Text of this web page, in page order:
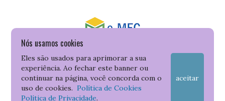
Nós usamos cookies
Eles são usados para aprimorar a sua
experiência. Ao fechar este banner ou
continuar na página, você concorda com o
uso de cookies.Política de Cookies
Política de Privacidade.
aceitar
Consulte o cadastro da Instituição no Sistema do e-MEC